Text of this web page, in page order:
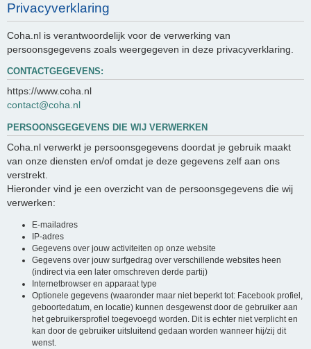
Privacyverklaring
Coha.nl is verantwoordelijk voor de verwerking van
persoonsgegevens zoals weergegeven in deze privacyverklaring.
CONTACTGEGEVENS:
https://www.coha.nl
contact@coha.nl
PERSOONSGEGEVENS DIE WIJ VERWERKEN
Coha.nl verwerkt je persoonsgegevens doordat je gebruik maakt
van onze diensten en/of omdat je deze gegevens zelf aan ons
verstrekt.
Hieronder vind je een overzicht van de persoonsgegevens die wij
verwerken:
E-mailadres
IP-adres
Gegevens over jouw activiteiten op onze website
Gegevens over jouw surfgedrag over verschillende websites heen
(indirect via een later omschreven derde partij)
Internetbrowser en apparaat type
Optionele gegevens (waaronder maar niet beperkt tot: Facebook profiel,
geboortedatum, en locatie) kunnen desgewenst door de gebruiker aan
het gebruikersprofiel toegevoegd worden. Dit is echter niet verplicht en
kan door de gebruiker uitsluitend gedaan worden wanneer hij/zij dit
wenst.